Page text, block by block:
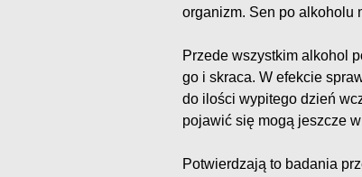
organizm. Sen po alkoholu
Przede wszystkim alkohol
go i skraca. W efekcie
do ilości wypitego dzień
pojawić się mogą jeszcze
Potwierdzają to badania